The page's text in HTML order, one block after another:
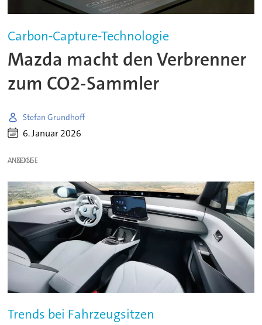
Carbon-Capture-Technologie
Mazda macht den Verbrenner
zum CO2-Sammler
Stefan Grundhoff
6. Januar 2026
ANZEIGE
Trends bei Fahrzeugsitzen